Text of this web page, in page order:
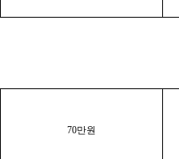
70만원